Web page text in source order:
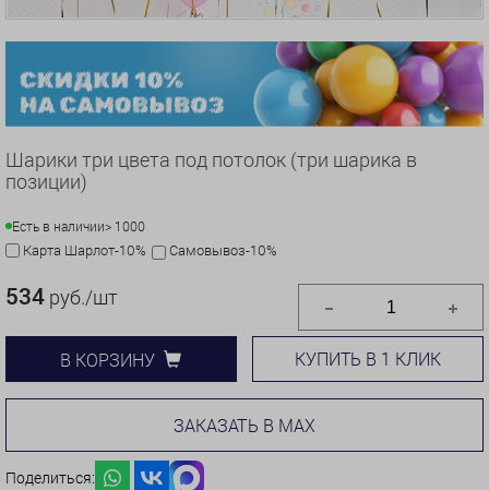
Шарики три цвета под потолок (три шарика в
позиции)
Есть в наличии> 1000
Карта Шарлот-10% Самовывоз-10%
534 руб./шт
В КОРЗИНУ КУПИТЬ В 1 КЛИК
ЗАКАЗАТЬ В MAX
Поделиться: